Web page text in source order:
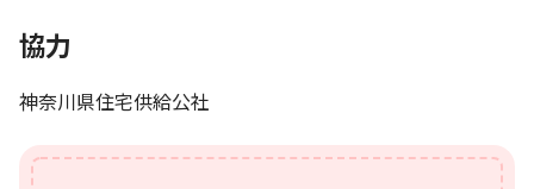
協力
神奈川県住宅供給公社